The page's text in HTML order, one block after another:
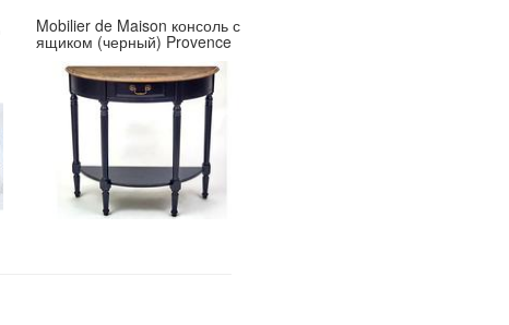
Mobilier de Maison консоль с
ящиком (черный) Provence